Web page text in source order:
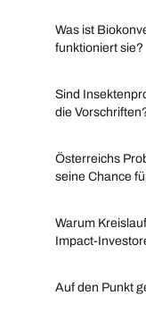
Was ist
funktioniert sie?
Sind
die
Österreichs
seine Chance
Warum
Impact-
Auf den Punkt